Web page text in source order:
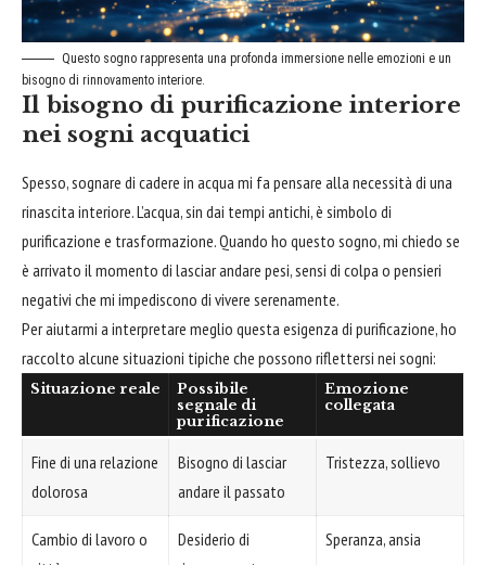
Questo sogno rappresenta una profonda immersione nelle emozioni e un
bisogno di rinnovamento interiore.
Il bisogno di purificazione interiore
nei sogni acquatici
Spesso, sognare di cadere in acqua mi fa pensare alla necessità di una
rinascita interiore. L’acqua, sin dai tempi antichi, è simbolo di
purificazione e trasformazione. Quando ho questo sogno, mi chiedo se
è arrivato il momento di lasciar andare pesi, sensi di colpa o pensieri
negativi che mi impediscono di vivere serenamente.
Per aiutarmi a interpretare meglio questa esigenza di purificazione, ho
raccolto alcune situazioni tipiche che possono riflettersi nei sogni:
Situazione reale
Possibile
segnale di
purificazione
Emozione
collegata
Fine di una relazione
dolorosa
Bisogno di lasciar
andare il passato
Tristezza, sollievo
Cambio di lavoro o
Desiderio di
Speranza, ansia